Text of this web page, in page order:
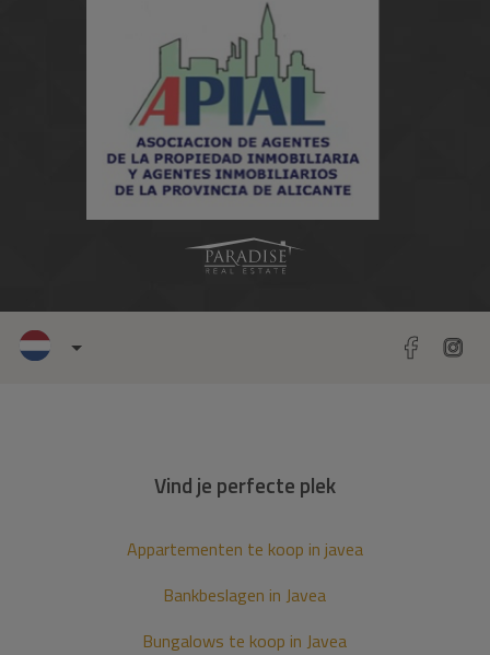
Vind je perfecte plek
Appartementen te koop in javea
Bankbeslagen in Javea
Bungalows te koop in Javea